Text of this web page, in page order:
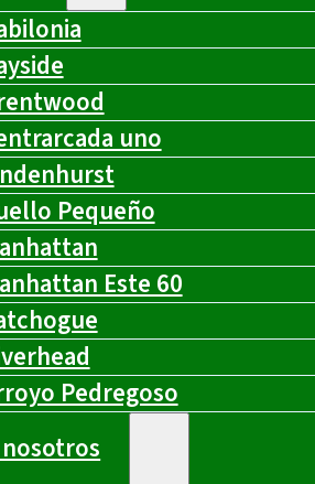
uno
Pequeño
Este 60
Pedregoso